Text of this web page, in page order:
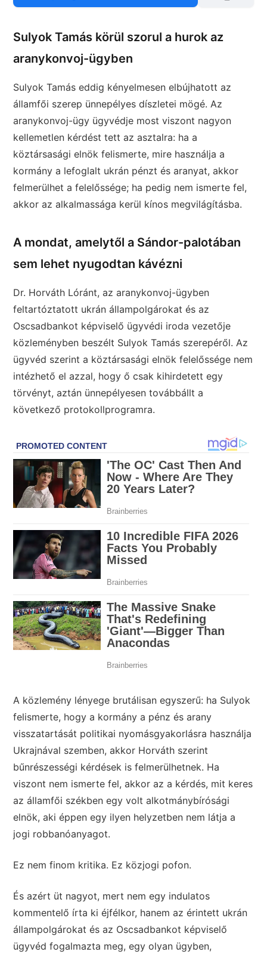
Sulyok Tamás körül szorul a hurok az
aranykonvoj-ügyben
Sulyok Tamás eddig kényelmesen elbújhatott az
államfői szerep ünnepélyes díszletei mögé. Az
aranykonvoj-ügy ügyvédje most viszont nagyon
kellemetlen kérdést tett az asztalra: ha a
köztársasági elnök felismerte, mire használja a
kormány a lefoglalt ukrán pénzt és aranyat, akkor
felmerülhet a felelőssége; ha pedig nem ismerte fel,
akkor az alkalmassága kerül kínos megvilágításba.
A mondat, amelytől a Sándor-palotában
sem lehet nyugodtan kávézni
Dr. Horváth Lóránt, az aranykonvoj-ügyben
feltartóztatott ukrán állampolgárokat és az
Oscsadbankot képviselő ügyvédi iroda vezetője
közleményben beszélt Sulyok Tamás szerepéről. Az
ügyvéd szerint a köztársasági elnök felelőssége nem
intézhető el azzal, hogy ő csak kihirdetett egy
törvényt, aztán ünnepélyesen továbbállt a
következő protokollprogramra.
A közlemény lényege brutálisan egyszerű: ha Sulyok
felismerte, hogy a kormány a pénz és arany
visszatartását politikai nyomásgyakorlásra használja
Ukrajnával szemben, akkor Horváth szerint
bűnrészességi kérdések is felmerülhetnek. Ha
viszont nem ismerte fel, akkor az a kérdés, mit keres
az államfői székben egy volt alkotmánybírósági
elnök, aki éppen egy ilyen helyzetben nem látja a
jogi robbanóanyagot.
Ez nem finom kritika. Ez közjogi pofon.
És azért üt nagyot, mert nem egy indulatos
kommentelő írta ki éjfélkor, hanem az érintett ukrán
állampolgárokat és az Oscsadbankot képviselő
ügyvéd fogalmazta meg, egy olyan ügyben,